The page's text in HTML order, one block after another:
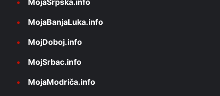
MojaBanjaLuka.info
MojDoboj.info
MojSrbac.info
MojaModriča.info